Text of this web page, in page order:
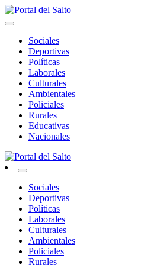
Skip
to
Portal del Salto
Sociales
Deportivas
Políticas
Laborales
Culturales
Ambientales
Policiales
Rurales
Educativas
Nacionales
Portal del Salto
Sociales
Deportivas
Políticas
Laborales
Culturales
Ambientales
Policiales
Rurales